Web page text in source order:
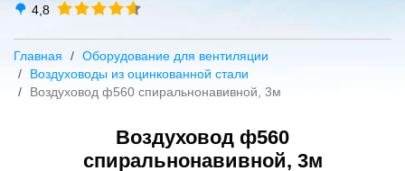
4,8
Главная
Оборудование для вентиляции
Воздуховоды из оцинкованной стали
Воздуховод ф560 спиральнонавивной, 3м
Воздуховод ф560
спиральнонавивной, 3м